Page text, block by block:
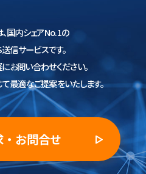
国内シェアNo.1の
信サービスです。
お問い合わせください。
最適なご提案をいたします。
お問合せ